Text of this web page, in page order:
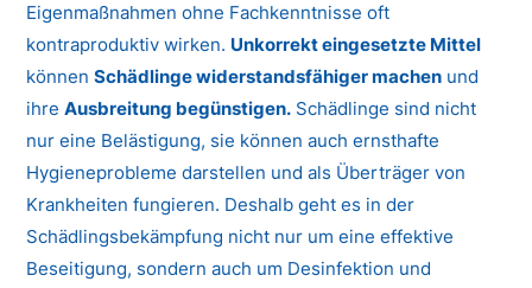
Eigenmaßnahmen ohne Fachkenntnisse oft
kontraproduktiv wirken. Unkorrekt eingesetzte Mittel
könnenSchädlinge widerstandsfähiger machen und
ihreAusbreitung begünstigen. Schädlinge sind nicht
nur eine Belästigung, sie können auch ernsthafte
Hygieneprobleme darstellen und als Überträger von
Krankheiten fungieren. Deshalb geht es in der
Schädlingsbekämpfung nicht nur um eine effektive
Beseitigung, sondern auch um Desinfektion und